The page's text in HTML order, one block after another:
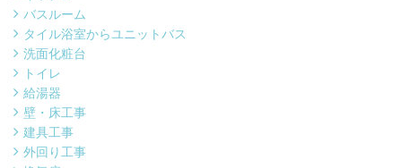
バスルーム
タイル浴室からユニットバス
洗面化粧台
トイレ
給湯器
壁・床工事
建具工事
外回り工事